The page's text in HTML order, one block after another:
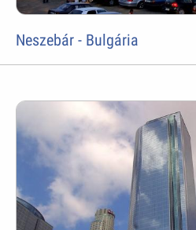
Neszebár - Bulgária